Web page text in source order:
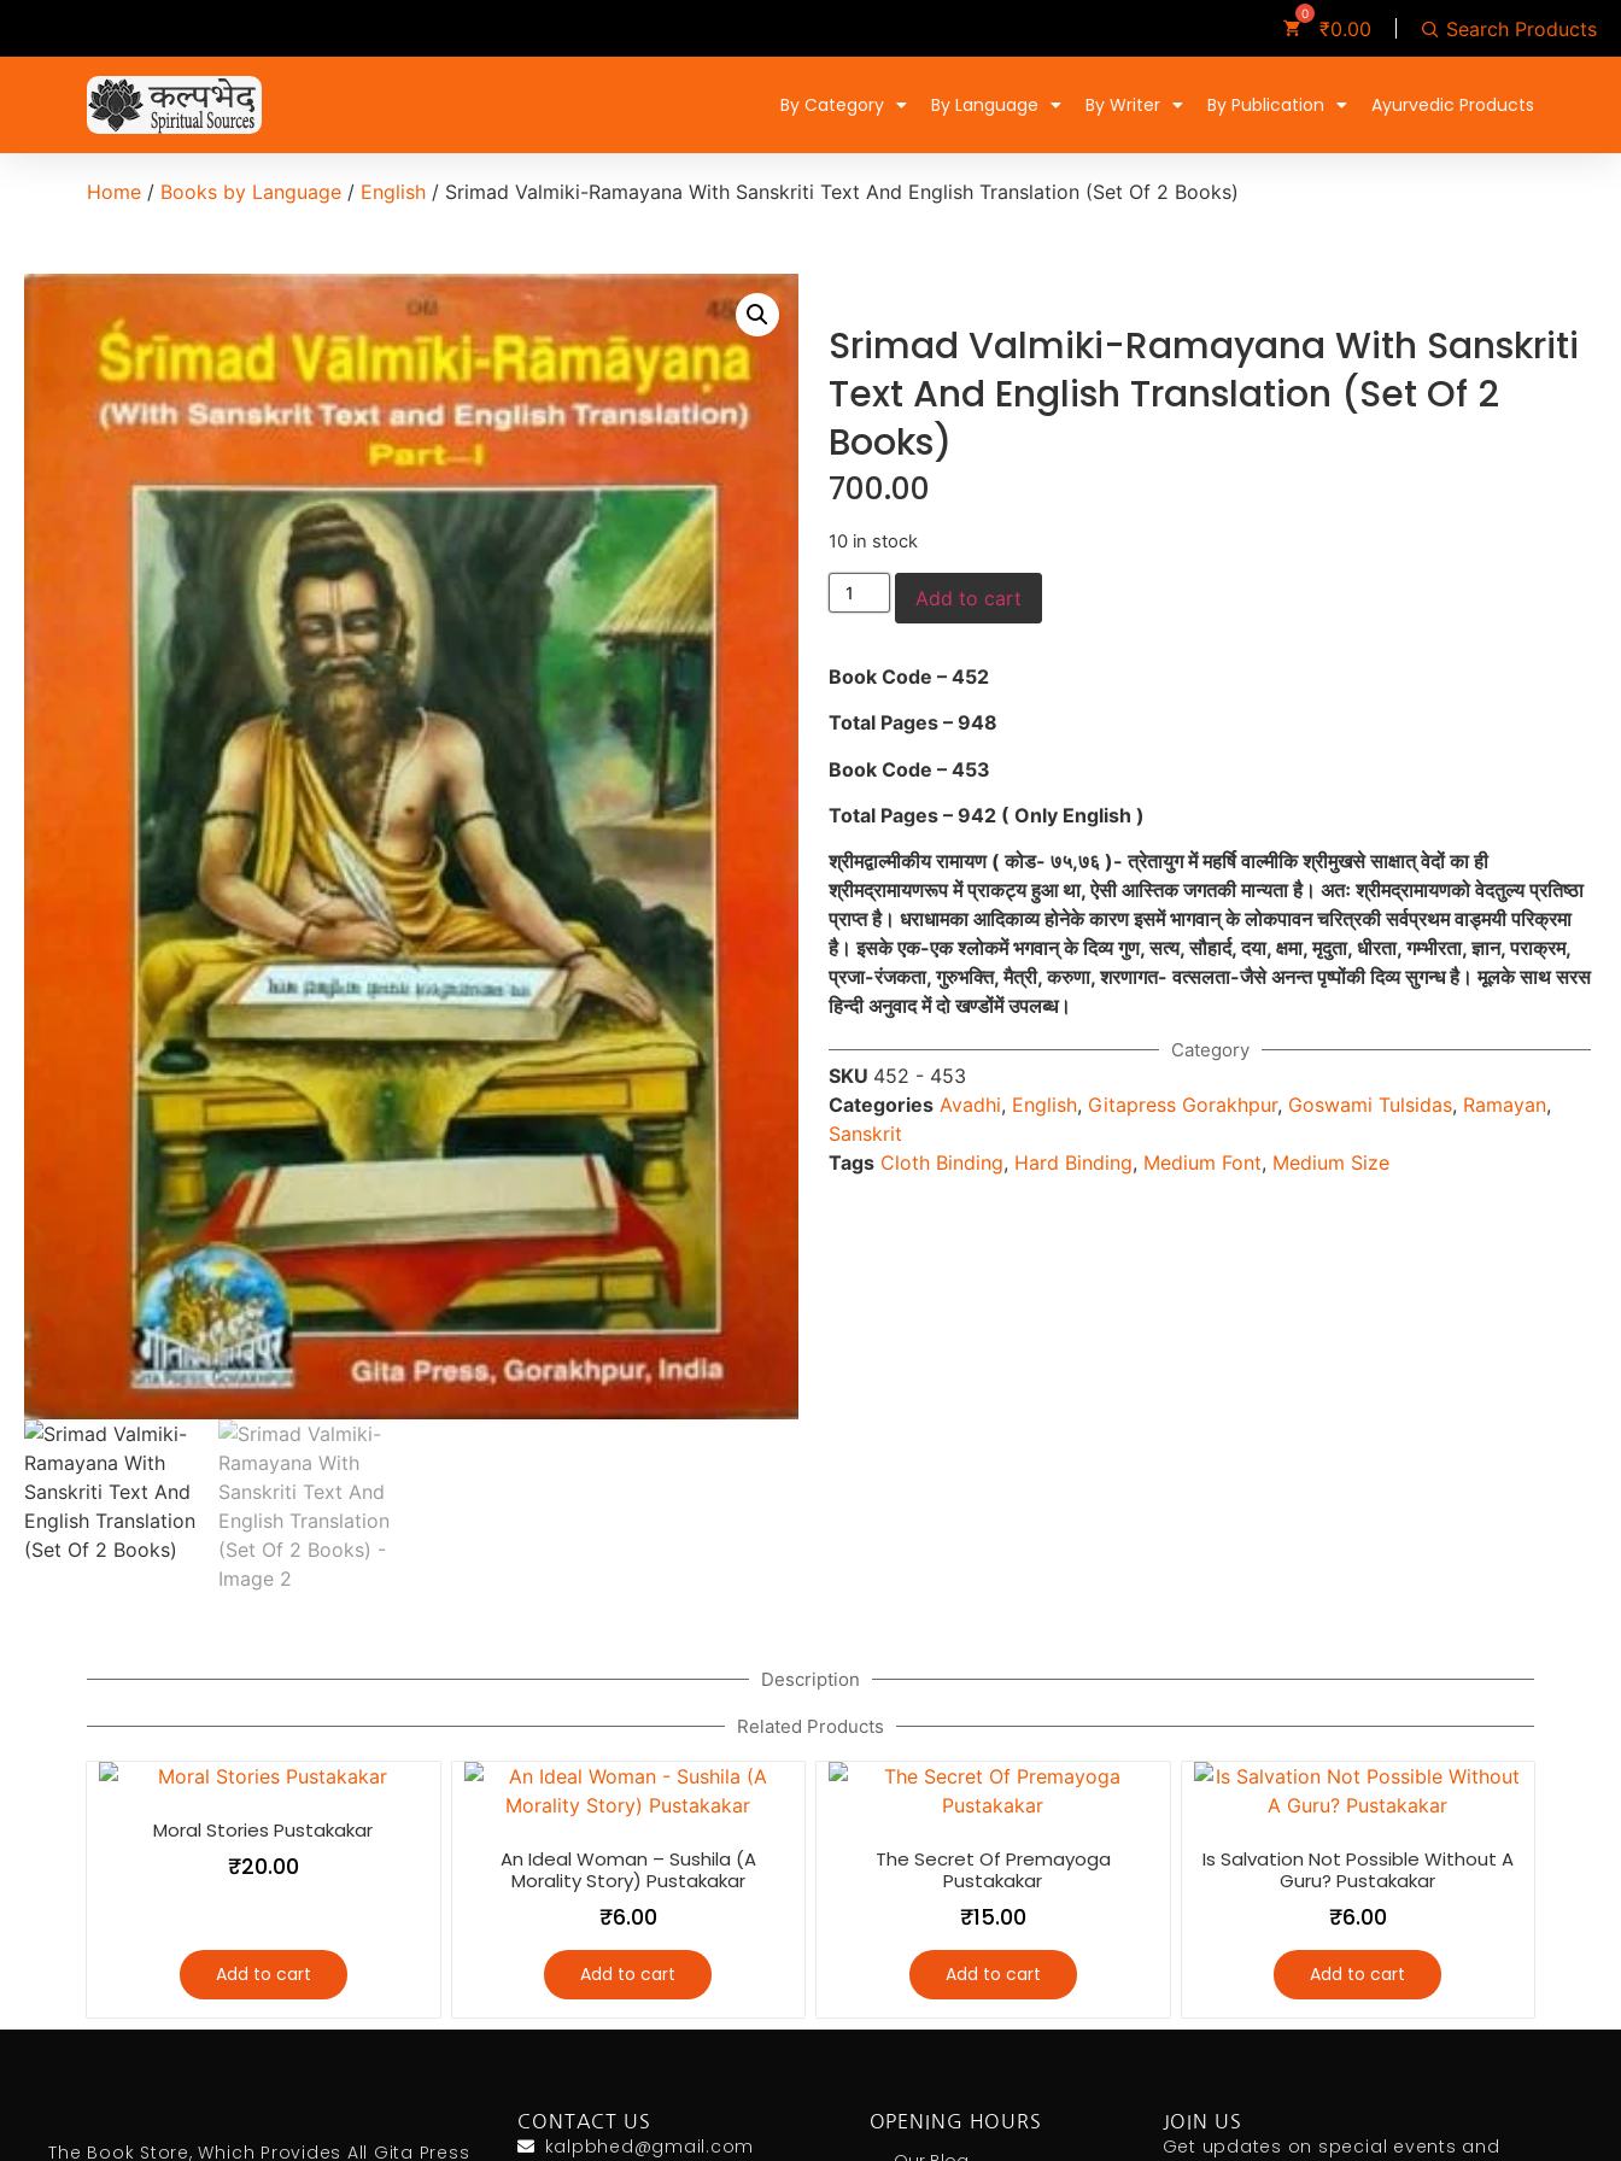
₹0.00 Search Products
By Category By Language By Writer By Publication Ayurvedic Products
Home / Books by Language / English / Srimad Valmiki-Ramayana With Sanskriti Text And English Translation (Set Of 2 Books)
Srimad Valmiki-Ramayana With Sanskriti
Text And English Translation (Set Of 2
Books)
700.00
10 in stock
Add to cart
Book Code – 452
Total Pages – 948
Book Code – 453
Total Pages – 942 ( Only English )
श्रीमद्वाल्मीकीय रामायण ( कोड- ७५,७६ )- त्रेतायुग में महर्षि वाल्मीकि श्रीमुखसे साक्षात् वेदों का ही
श्रीमद्रामायणरूप में प्राकट्य हुआ था, ऐसी आस्तिक जगतकी मान्यता है। अतः श्रीमद्रामायणको वेदतुल्य प्रतिष्ठा
प्राप्त है। धराधामका आदिकाव्य होनेके कारण इसमेंभागवान् के लोकपावन चरित्रकी सर्वप्रथम वाड्मयी परिक्रमा
है। इसकेएक-एक श्लोकमें भगवान् के दिव्य गुण, सत्य, सौहार्द, दया, क्षमा, मृदुता, धीरता, गम्भीरता, ज्ञान, पराक्रम,
प्रजा-रंजकता, गुरुभक्ति, मैत्री, करुणा, शरणागत- वत्सलता-जैसे अनन्त पृष्पोंकी दिव्य सुगन्ध है। मूलके साथ सरस
हिन्दी अनुवाद में दो खण्डोंमें उपलब्ध।
Category
SKU 452 - 453
Categories Avadhi, English, Gitapress Gorakhpur, Goswami Tulsidas, Ramayan,
Sanskrit
Tags Cloth Binding, Hard Binding, Medium Font, Medium Size
Description
Related Products
Moral Stories Pustakakar
₹20.00
Add to cart
An Ideal Woman – Sushila (A
Morality Story) Pustakakar
₹6.00
Add to cart
The Secret Of Premayoga
Pustakakar
₹15.00
Add to cart
Is Salvation Not Possible Without A
Guru? Pustakakar
₹6.00
Add to cart
The Book Store, Which Provides All Gita Press
CONTACT US
kalpbhed@gmail.com
OPENING HOURS JOIN US
Get updates on special events and